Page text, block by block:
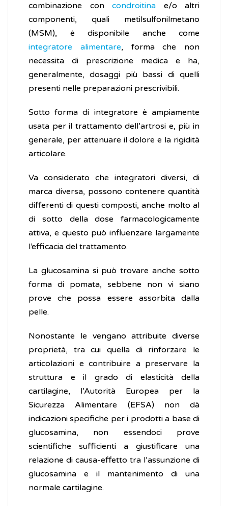
combinazione con condroitina e/o altri
componenti, quali metilsulfonilmetano
(MSM), è disponibile anche come
integratore alimentare, forma che non
necessita di prescrizione medica e ha,
generalmente, dosaggi più bassi di quelli
presenti nelle preparazioni prescrivibili.
Sotto forma di integratore è ampiamente
usata per il trattamento dell’artrosi e, più in
generale, per attenuare il dolore e la rigidità
articolare.
Va considerato che integratori diversi, di
marca diversa, possono contenere quantità
differenti di questi composti, anche molto al
di sotto della dose farmacologicamente
attiva, e questo può influenzare largamente
l’efficacia del trattamento.
La glucosamina si può trovare anche sotto
forma di pomata, sebbene non vi siano
prove che possa essere assorbita dalla
pelle.
Nonostante le vengano attribuite diverse
proprietà, tra cui quella di rinforzare le
articolazioni e contribuire a preservare la
struttura e il grado di elasticità della
cartilagine, l’Autorità Europea per la
Sicurezza Alimentare (EFSA) non dà
indicazioni specifiche per i prodotti a base di
glucosamina, non essendoci prove
scientifiche sufficienti a giustificare una
relazione di causa-effetto tra l’assunzione di
glucosamina e il mantenimento di una
normale cartilagine.